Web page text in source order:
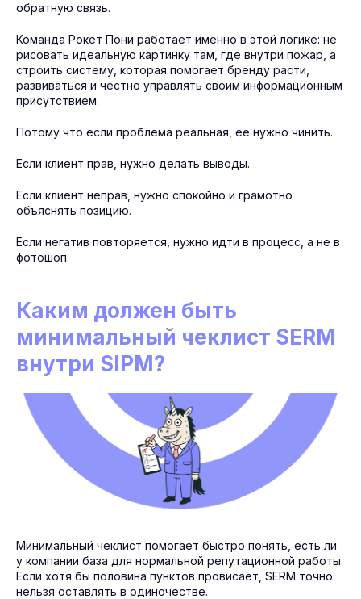
обратную связь.
Команда Рокет Пони работает именно в этой логике: не
рисовать идеальную картинку там, где внутри пожар, а
строить систему, которая помогает бренду расти,
развиваться и честно управлять своим информационным
присутствием.
Потому что если проблема реальная, её нужно чинить.
Если клиент прав, нужно делать выводы.
Если клиент неправ, нужно спокойно и грамотно
объяснять позицию.
Если негатив повторяется, нужно идти в процесс, а не в
фотошоп.
Каким должен быть
минимальный чеклист SERM
внутри SIPM?
Минимальный чеклист помогает быстро понять, есть ли
у компании база для нормальной репутационной работы.
Если хотя бы половина пунктов провисает, SERM точно
нельзя оставлять в одиночестве.